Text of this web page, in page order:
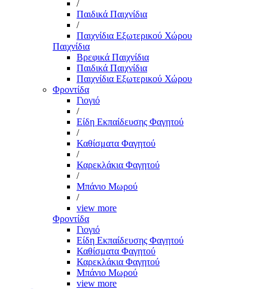
/
Παιδικά Παιχνίδια
/
Παιχνίδια Εξωτερικού Χώρου
Παιχνίδια
Βρεφικά Παιχνίδια
Παιδικά Παιχνίδια
Παιχνίδια Εξωτερικού Χώρου
Φροντίδα
Γιογιό
/
Είδη Εκπαίδευσης Φαγητού
/
Καθίσματα Φαγητού
/
Καρεκλάκια Φαγητού
/
Μπάνιο Μωρού
/
view more
Φροντίδα
Γιογιό
Είδη Εκπαίδευσης Φαγητού
Καθίσματα Φαγητού
Καρεκλάκια Φαγητού
Μπάνιο Μωρού
view more